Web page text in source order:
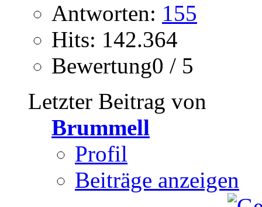
Antworten: 155
Hits: 142.364
Bewertung0 / 5
Letzter Beitrag von
Brummell
Profil
Beiträge anzeigen